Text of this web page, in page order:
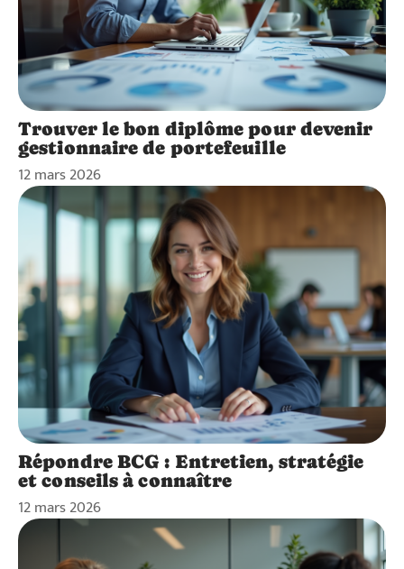
Trouver le bon diplôme pour devenir
gestionnaire de portefeuille
12 mars 2026
Répondre BCG : Entretien, stratégie
et conseils à connaître
12 mars 2026